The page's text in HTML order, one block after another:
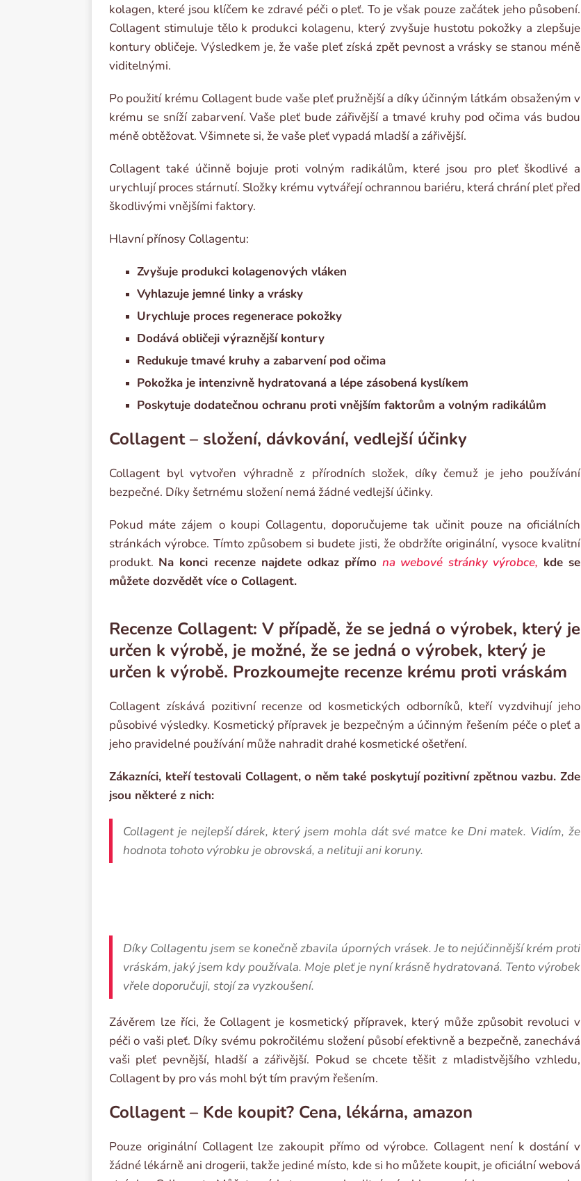
kolagen, které jsou klíčem ke zdravé péči o pleť. To je však pouze začátek jeho působení.
Collagent stimuluje tělo k produkci kolagenu, který zvyšuje hustotu pokožky a zlepšuje
kontury obličeje. Výsledkem je, že vaše pleť získá zpět pevnost a vrásky se stanou méně
viditelnými.
Po použití krému Collagent bude vaše pleť pružnější a díky účinným látkám obsaženým v
krému se sníží zabarvení. Vaše pleť bude zářivější a tmavé kruhy pod očima vás budou
méně obtěžovat. Všimnete si, že vaše pleť vypadá mladší a zářivější.
Collagent také účinně bojuje proti volným radikálům, které jsou pro pleť škodlivé a
urychlují proces stárnutí. Složky krému vytvářejí ochrannou bariéru, která chrání pleť před
škodlivými vnějšími faktory.
Hlavní přínosy Collagentu:
Zvyšuje produkci kolagenových vláken
Vyhlazuje jemné linky a vrásky
Urychluje proces regenerace pokožky
Dodává obličeji výraznější kontury
Redukuje tmavé kruhy a zabarvení pod očima
Pokožka je intenzivně hydratovaná a lépe zásobená kyslíkem
Poskytuje dodatečnou ochranu proti vnějším faktorům a volným radikálům
Collagent – složení, dávkování, vedlejší účinky
Collagent byl vytvořen výhradně z přírodních složek, díky čemuž je jeho používání
bezpečné. Díky šetrnému složení nemá žádné vedlejší účinky.
Pokud máte zájem o koupi Collagentu, doporučujeme tak učinit pouze na oficiálních
stránkách výrobce. Tímto způsobem si budete jisti, že obdržíte originální, vysoce kvalitní
produkt. Na konci recenze najdete odkaz přímona webové stránky výrobce, kde se
můžete dozvědět více o Collagent.
Recenze Collagent: V případě, že se jedná o výrobek, který je
určen k výrobě, je možné, že se jedná o výrobek, který je
určen k výrobě. Prozkoumejte recenze krému proti vráskám
Collagent získává pozitivní recenze od kosmetických odborníků, kteří vyzdvihují jeho
působivé výsledky. Kosmetický přípravek je bezpečným a účinným řešením péče o pleť a
jeho pravidelné používání může nahradit drahé kosmetické ošetření.
Zákazníci, kteří testovali Collagent, o něm také poskytují pozitivní zpětnou vazbu. Zde
jsou některé z nich:
Collagent je nejlepší dárek, který jsem mohla dát své matce ke Dni matek. Vidím, že
hodnota tohoto výrobku je obrovská, a nelituji ani koruny.
Díky Collagentu jsem se konečně zbavila úporných vrásek. Je to nejúčinnější krém proti
vráskám, jaký jsem kdy používala. Moje pleť je nyní krásně hydratovaná. Tento výrobek
vřele doporučuji, stojí za vyzkoušení.
Závěrem lze říci, že Collagent je kosmetický přípravek, který může způsobit revoluci v
péči o vaši pleť. Díky svému pokročilému složení působí efektivně a bezpečně, zanechává
vaši pleť pevnější, hladší a zářivější. Pokud se chcete těšit z mladistvějšího vzhledu,
Collagent by pro vás mohl být tím pravým řešením.
Collagent – Kde koupit? Cena, lékárna, amazon
Pouze originální Collagent lze zakoupit přímo od výrobce. Collagent není k dostání v
žádné lékárně ani drogerii, takže jediné místo, kde si ho můžete koupit, je oficiální webová